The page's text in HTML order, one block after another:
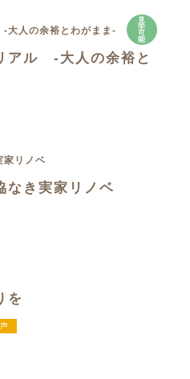
見
学
可
能
アル -大人の余裕と
なき実家リノベ
を